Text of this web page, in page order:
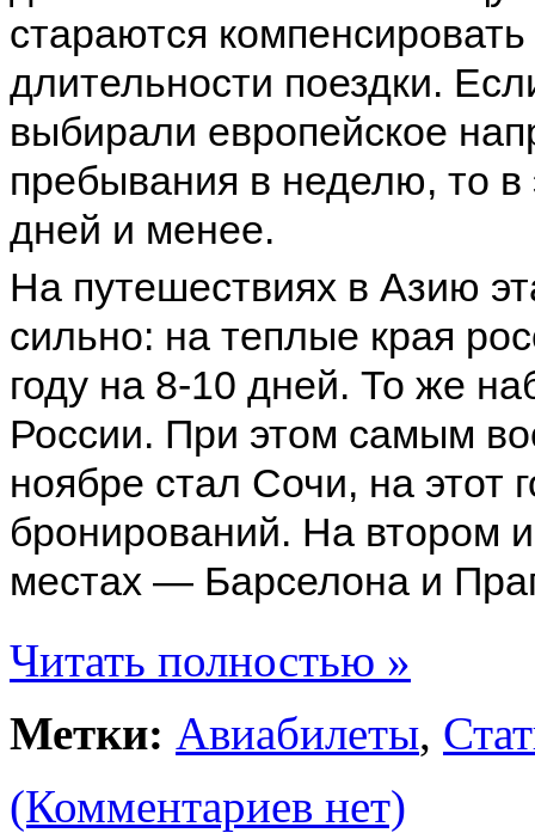
стараются
длительности поездки.
выбирали европейское
пребывания в неделю, то в
дней и менее.
На путешествиях в Азию
сильно: на теплые края
году на 8-10 дней. То же
России. При этом самым
ноябре стал Сочи, на этот
бронирований. На втором
местах — Барселона и
Читать полностью »
Метки: Авиабилеты,
(Комментариев нет)